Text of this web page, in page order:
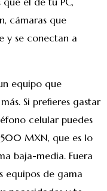
cámaras que
y se conectan a
equipo que
Si prefieres gastar
celular puedes
MXN, que es lo
baja-media. Fuera
equipos de gama